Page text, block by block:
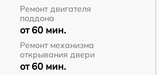
Ремонт двигателя
поддона
от 60 мин.
Ремонт механизма
открывания двери
от 60 мин.